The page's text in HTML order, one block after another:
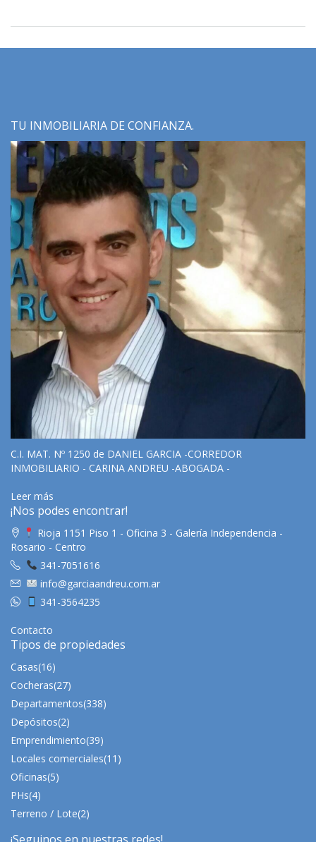
TU INMOBILIARIA DE CONFIANZA.
C.I. MAT. Nº 1250 de DANIEL GARCIA -CORREDOR
INMOBILIARIO - CARINA ANDREU -ABOGADA -
Leer más
¡Nos podes encontrar!
Rioja 1151 Piso 1 - Oficina 3 - Galería Independencia -
Rosario - Centro
341-7051616
info@garciaandreu.com.ar
341-3564235
Contacto
Tipos de propiedades
Casas(16)
Cocheras(27)
Departamentos(338)
Depósitos(2)
Emprendimiento(39)
Locales comerciales(11)
Oficinas(5)
PHs(4)
Terreno / Lote(2)